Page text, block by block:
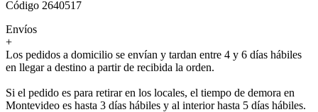
Código 2640517
Envíos
+
Los pedidos a domicilio se envían y tardan entre 4 y 6 días hábiles
en llegar a destino a partir de recibida la orden.
Si el pedido es para retirar en los locales, el tiempo de demora en
Montevideo es hasta 3 días hábiles y al interior hasta 5 días hábiles.